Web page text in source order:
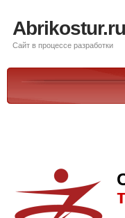
Abrikostur.ru
Сайт в процессе разработки